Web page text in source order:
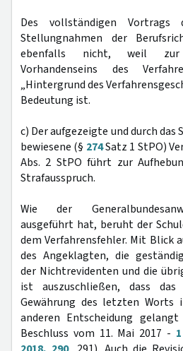
Des vollständigen Vortrags
Stellungnahmen der
ebenfalls nicht, weil
Vorhandenseins des
„Hintergrund des
Bedeutung ist.
c) Der aufgezeigte und durch
bewiesene (§ 274Satz 1 StPO)
Abs. 2 StPO führt zur
Strafausspruch.
Wie der
ausgeführt hat, beruht der
dem Verfahrensfehler. Mit Blick
des Angeklagten, die
der Nichtrevidenten und die
ist auszuschließen, dass
Gewährung des letzten Worts
anderen Entscheidung
Beschluss vom 11. Mai 2017 -